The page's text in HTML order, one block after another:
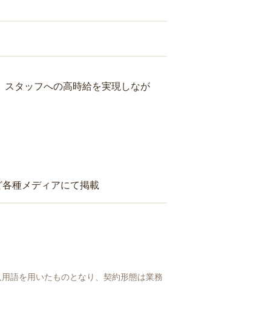
タッフへの高時給を実現しなが
種メディアにて掲載
語を用いたものとなり、契約形態は業務